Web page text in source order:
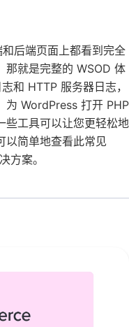
后端页面上都看到完全
那就是完整的 WSOD 体
和 HTTP 服务器日志，
为 WordPress 打开 PHP
些工具可以让您更轻松地
以简单地查看此常见
方案。